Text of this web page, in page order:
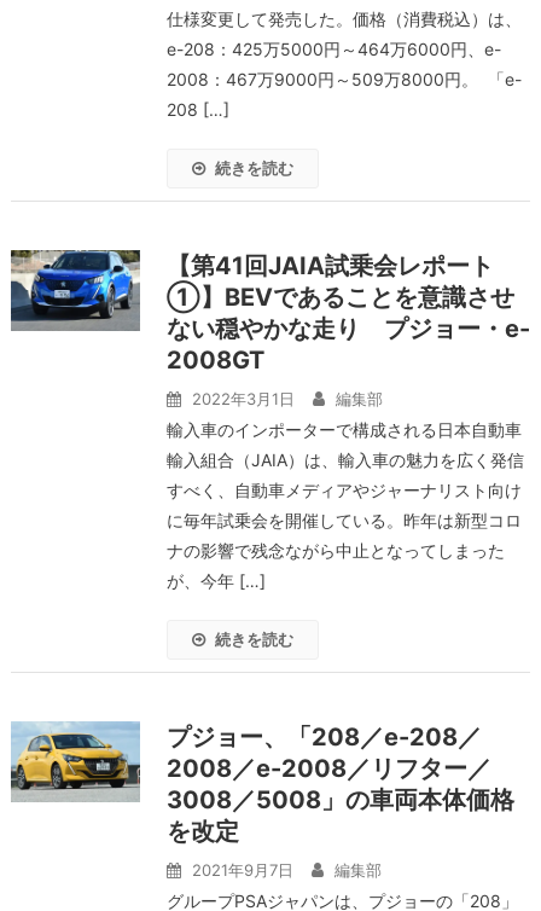
仕様変更して発売した。価格（消費税込）は、
e-208：425万5000円～464万6000円、e-
2008：467万9000円～509万8000円。 「e-
208 […]
続きを読む
【第41回JAIA試乗会レポート
①】BEVであることを意識させ
ない穏やかな走り プジョー・e-
2008GT
2022年3月1日 編集部
輸入車のインポーターで構成される日本自動車
輸入組合（JAIA）は、輸入車の魅力を広く発信
すべく、自動車メディアやジャーナリスト向け
に毎年試乗会を開催している。昨年は新型コロ
ナの影響で残念ながら中止となってしまった
が、今年 […]
続きを読む
プジョー、「208／e-208／
2008／e-2008／リフター／
3008／5008」の車両本体価格
を改定
2021年9月7日 編集部
グループPSAジャパンは、プジョーの「208」